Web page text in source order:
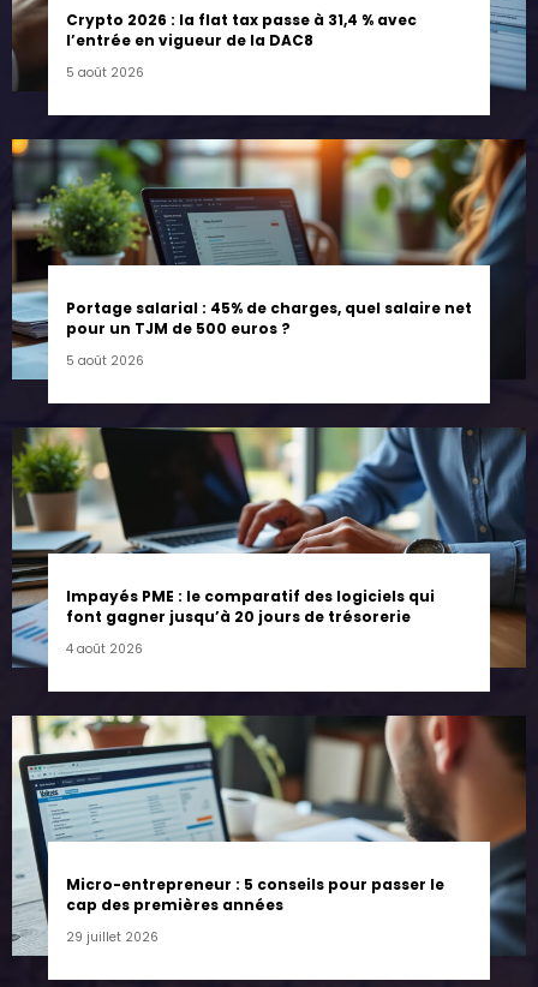
Crypto 2026 : la flat tax passe à 31,4 % avec
l’entrée en vigueur de la DAC8
5 août 2026
Portage salarial : 45% de charges, quel salaire net
pour un TJM de 500 euros ?
5 août 2026
Impayés PME : le comparatif des logiciels qui
font gagner jusqu’à 20 jours de trésorerie
4 août 2026
Micro-entrepreneur : 5 conseils pour passer le
cap des premières années
29 juillet 2026